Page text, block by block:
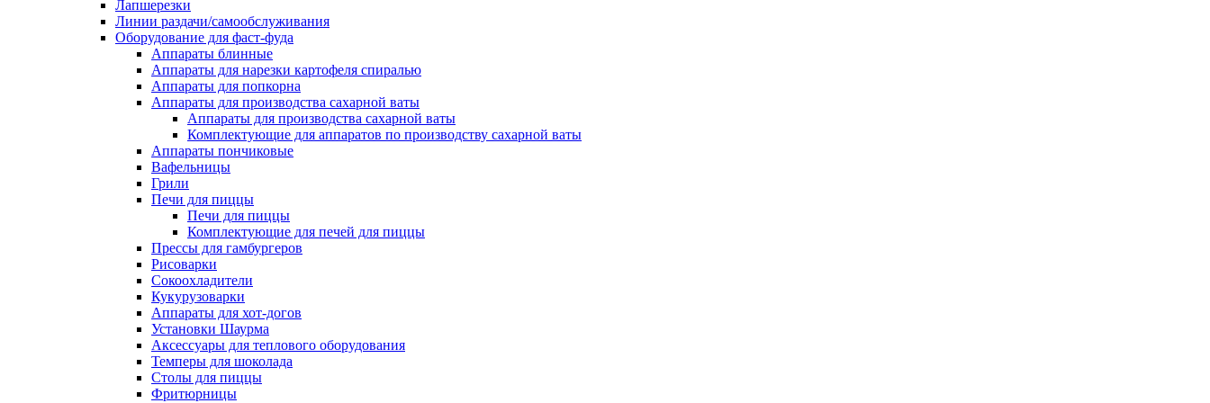
Лапшерезки
Линии раздачи/самообслуживания
Оборудование для фаст-фуда
Аппараты блинные
Аппараты для нарезки картофеля спиралью
Аппараты для попкорна
Аппараты для производства сахарной ваты
Аппараты для производства сахарной ваты
Комплектующие для аппаратов по производству сахарной ваты
Аппараты пончиковые
Вафельницы
Грили
Печи для пиццы
Печи для пиццы
Комплектующие для печей для пиццы
Прессы для гамбургеров
Рисоварки
Сокоохладители
Кукурузоварки
Аппараты для хот-догов
Установки Шаурма
Аксессуары для теплового оборудования
Темперы для шоколада
Столы для пиццы
Фритюрницы